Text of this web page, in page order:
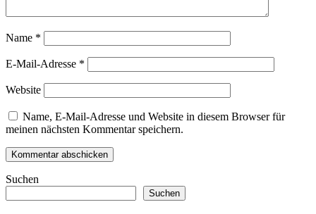
Name *
E-Mail-Adresse *
Website
Name, E-Mail-Adresse und Website in diesem Browser für
meinen nächsten Kommentar speichern.
Suchen
Suchen